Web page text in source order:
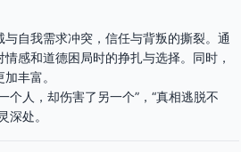
自我需求冲突，信任与背叛的撕裂。通
感和道德困局时的挣扎与选择。同时，
丰富。
人，却伤害了另一个”，“真相逃脱不
深处。